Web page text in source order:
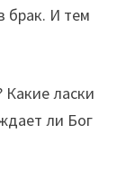
брак. И тем
Какие ласки
ли Бог